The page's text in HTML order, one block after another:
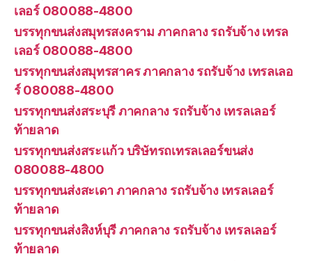
เลอร์ 080088-4800
บรรทุกขนส่งสมุทรสงคราม ภาคกลาง รถรับจ้าง เทรล
เลอร์ 080088-4800
บรรทุกขนส่งสมุทรสาคร ภาคกลาง รถรับจ้าง เทรลเลอ
ร์ 080088-4800
บรรทุกขนส่งสระบุรี ภาคกลาง รถรับจ้าง เทรลเลอร์
ท้ายลาด
บรรทุกขนส่งสระแก้ว บริษัทรถเทรลเลอร์ขนส่ง
080088-4800
บรรทุกขนส่งสะเดา ภาคกลาง รถรับจ้าง เทรลเลอร์
ท้ายลาด
บรรทุกขนส่งสิงห์บุรี ภาคกลาง รถรับจ้าง เทรลเลอร์
ท้ายลาด